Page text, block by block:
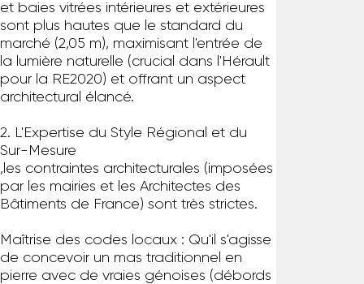
et baies vitrées intérieures et extérieures
sont plus hautes que le standard du
marché (2,05 m), maximisant l'entrée de
la lumière naturelle (crucial dans l'Hérault
pour la RE2020) et offrant un aspect
architectural élancé.
2. L'Expertise du Style Régional et du
Sur-Mesure
,les contraintes architecturales (imposées
par les mairies et les Architectes des
Bâtiments de France) sont très strictes.
Maîtrise des codes locaux : Qu'il s'agisse
de concevoir un mas traditionnel en
pierre avec de vraies génoises (débords